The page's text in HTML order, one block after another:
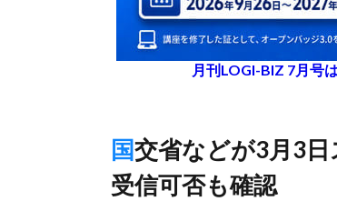
月刊LOGI-BIZ 7月号
国交省などが3月3日スタート、工事規制などの「先読み情報」
受信可否も確認